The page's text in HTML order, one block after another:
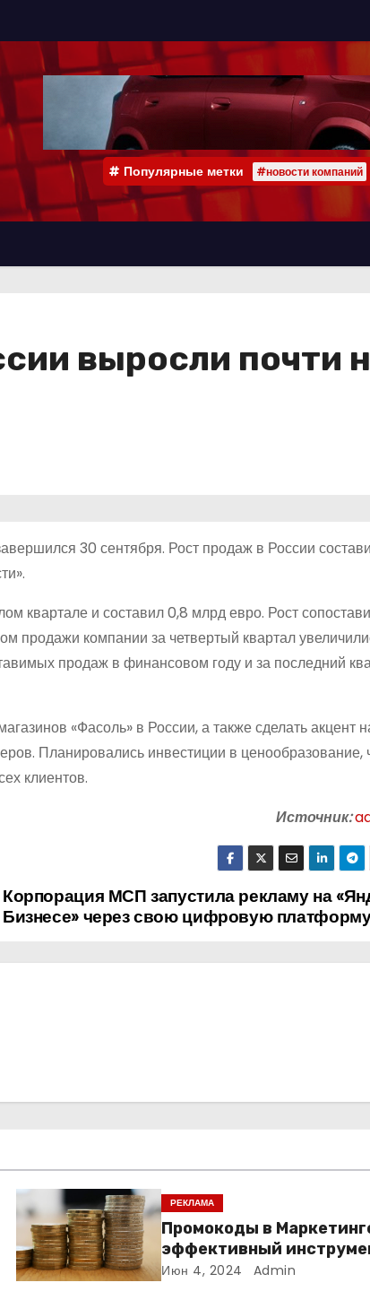
Популярные метки #новости компаний
выросли почти
30 сентября. Рост продаж в России
квартале и составил 0,8 млрд евро. Рост
продажи компании за четвертый квартал
продаж в финансовом году и за последний
«Фасоль» в России, а также сделать акцент
Планировались инвестиции в ценообразование,
клиентов.
Источник:
Корпорация МСП запустила рекламу на
Бизнесе» через свою цифровую
РЕКЛАМА
Промокоды в
эффективный
увеличения продаж и
Июн 4, 2024 Admin